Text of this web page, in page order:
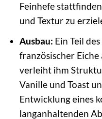
Feinhefe
und Textur zu
Ausbau: Ein Teil
französischer
verleiht ihm
Vanille und Toast
Entwicklung eines
langanhaltenden